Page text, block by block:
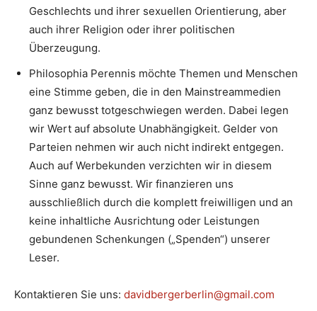
Geschlechts und ihrer sexuellen Orientierung, aber
auch ihrer Religion oder ihrer politischen
Überzeugung.
Philosophia Perennis möchte Themen und Menschen
eine Stimme geben, die in den Mainstreammedien
ganz bewusst totgeschwiegen werden. Dabei legen
wir Wert auf absolute Unabhängigkeit. Gelder von
Parteien nehmen wir auch nicht indirekt entgegen.
Auch auf Werbekunden verzichten wir in diesem
Sinne ganz bewusst. Wir finanzieren uns
ausschließlich durch die komplett freiwilligen und an
keine inhaltliche Ausrichtung oder Leistungen
gebundenen Schenkungen („Spenden“) unserer
Leser.
Kontaktieren Sie uns: davidbergerberlin@gmail.com